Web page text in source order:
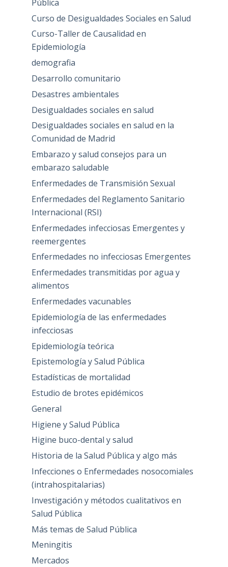
Pública
Curso de Desigualdades Sociales en Salud
Curso-Taller de Causalidad en
Epidemiología
demografia
Desarrollo comunitario
Desastres ambientales
Desigualdades sociales en salud
Desigualdades sociales en salud en la
Comunidad de Madrid
Embarazo y salud consejos para un
embarazo saludable
Enfermedades de Transmisión Sexual
Enfermedades del Reglamento Sanitario
Internacional (RSI)
Enfermedades infecciosas Emergentes y
reemergentes
Enfermedades no infecciosas Emergentes
Enfermedades transmitidas por agua y
alimentos
Enfermedades vacunables
Epidemiología de las enfermedades
infecciosas
Epidemiología teórica
Epistemología y Salud Pública
Estadísticas de mortalidad
Estudio de brotes epidémicos
General
Higiene y Salud Pública
Higine buco-dental y salud
Historia de la Salud Pública y algo más
Infecciones o Enfermedades nosocomiales
(intrahospitalarias)
Investigación y métodos cualitativos en
Salud Pública
Más temas de Salud Pública
Meningitis
Mercados